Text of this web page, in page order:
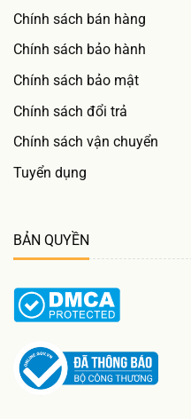
Chính sách bán hàng
Chính sách bảo hành
Chính sách bảo mật
Chính sách đổi trả
Chính sách vận chuyển
Tuyển dụng
BẢN QUYỀN